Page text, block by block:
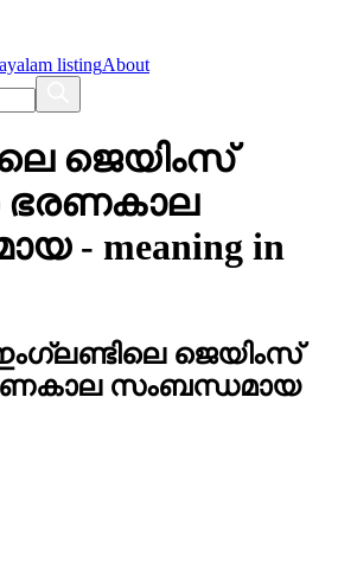
listingAbout
ജെയിംസ്‌
ഭരണകാല
- meaning in
ജെയിംസ്‌
സംബന്ധമായ